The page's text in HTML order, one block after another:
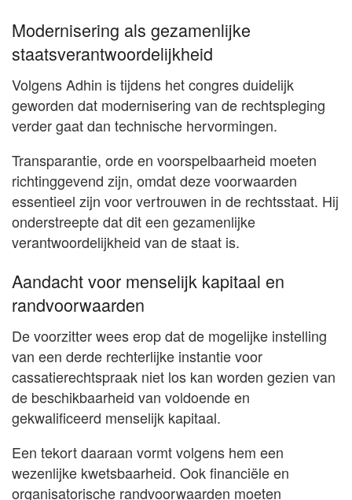
Modernisering als gezamenlijke
staatsverantwoordelijkheid
Volgens Adhin is tijdens het congres duidelijk
geworden dat modernisering van de rechtspleging
verder gaat dan technische hervormingen.
Transparantie, orde en voorspelbaarheid moeten
richtinggevend zijn, omdat deze voorwaarden
essentieel zijn voor vertrouwen in de rechtsstaat. Hij
onderstreepte dat dit een gezamenlijke
verantwoordelijkheid van de staat is.
Aandacht voor menselijk kapitaal en
randvoorwaarden
De voorzitter wees erop dat de mogelijke instelling
van een derde rechterlijke instantie voor
cassatierechtspraak niet los kan worden gezien van
de beschikbaarheid van voldoende en
gekwalificeerd menselijk kapitaal.
Een tekort daaraan vormt volgens hem een
wezenlijke kwetsbaarheid. Ook financiële en
organisatorische randvoorwaarden moeten